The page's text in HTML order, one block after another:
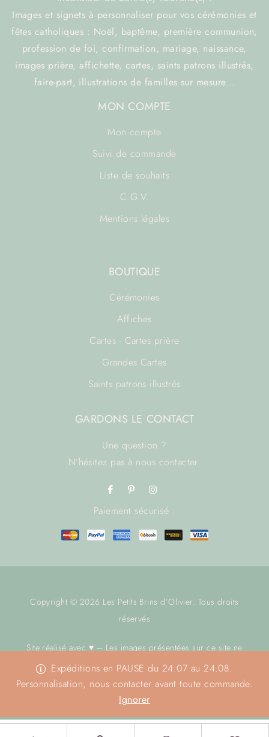
Expéditions en PAUSE du 24.07 au 24.08.
Personnalisation, nous contacter avant toute commande.
Ignorer
Images et signets à personnaliser pour vos cérémonies et
fêtes catholiques : Noël, baptême, première communion,
profession de foi, confirmation, mariage, naissance,
images prière, affichette, cartes, saints patrons illustrés,
faire-part, illustrations de familles sur mesure…
MON COMPTE
Mon compte
Suivi de commande
Liste de souhaits
C.G.V.
Mentions légales
BOUTIQUE
Cérémonies
Affiches
Cartes - Cartes prière
Grandes Cartes
Saints patrons illustrés
GARDONS LE CONTACT
Une question ?
N’hésitez pas à nous contacter.
Paiement sécurisé :
Copyright © 2026 Les Petits Brins d’Olivier. Tous droits
réservés
Site réalisé avec ♥ – Les images présentées sur ce site ne
sont pas libres de droit.Nous contacter avant toute utilisation.
Merci